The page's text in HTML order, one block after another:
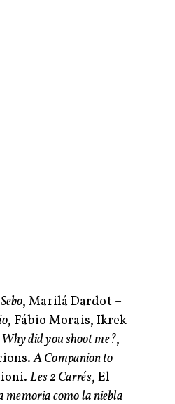
Sebo, Marilá Dardot –
, Fábio Morais, Ikrek
Why did you shoot me?,
A Companion to
Les 2 Carrés, El
memoria como la niebla